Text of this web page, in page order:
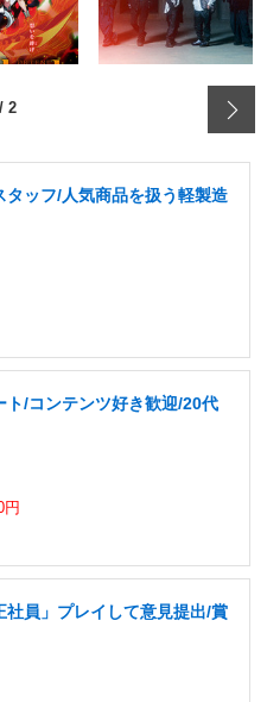
/ 2
ッフ/人気商品を扱う軽製造
/コンテンツ好き歓迎/20代
円
員」プレイして意見提出/賞